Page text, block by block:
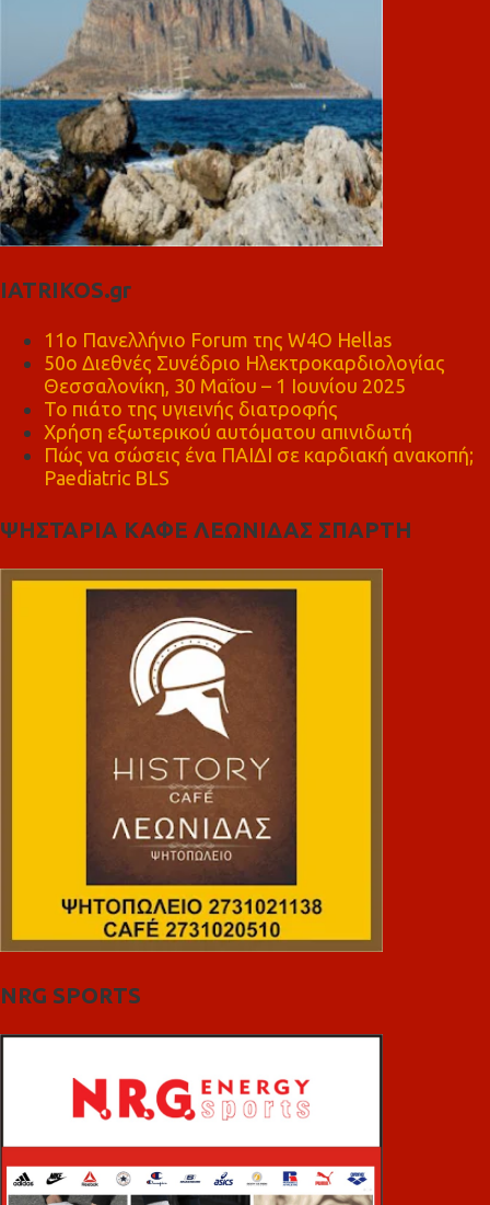
IATRIKOS.gr
11ο Πανελλήνιο Forum της W4O Hellas
50ο Διεθνές Συνέδριο Ηλεκτροκαρδιολογίας
Θεσσαλονίκη, 30 Μαΐου – 1 Ιουνίου 2025
Το πιάτο της υγιεινής διατροφής
Χρήση εξωτερικού αυτόματου απινιδωτή
Πώς να σώσεις ένα ΠΑΙΔΙ σε καρδιακή ανακοπή;
Paediatric BLS
ΨΗΣΤΑΡΙΑ ΚΑΦΕ ΛΕΩΝΙΔΑΣ ΣΠΑΡΤΗ
NRG SPORTS